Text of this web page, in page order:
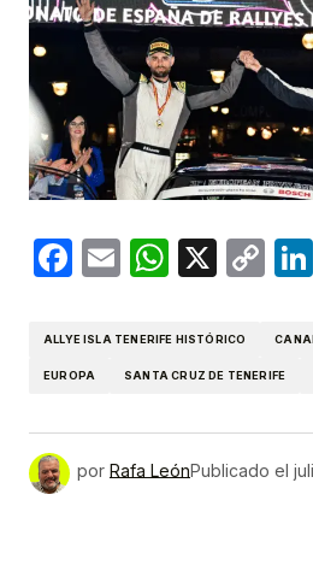
Facebook
Email X
ALLYE ISLA TENERIFE HISTÓRICO
EUROPA SANTA CRUZ DE TENERIFE
por Rafa LeónPublicado el